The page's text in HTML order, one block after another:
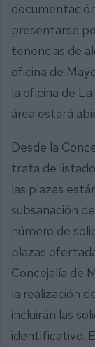
presentarse
tenencias de
oficina de
la oficina de
área estará
Desde la
trata de
las plazas
subsanación
número de
plazas
Concejalía de
la realización
incluirán las
identificativo.